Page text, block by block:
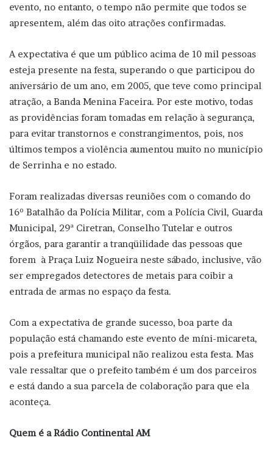
evento, no entanto, o tempo não permite que todos se
apresentem, além das oito atrações confirmadas.
A expectativa é que um público acima de 10 mil pessoas
esteja presente na festa, superando o que participou do
aniversário de um ano, em 2005, que teve como principal
atração, a Banda Menina Faceira. Por este motivo, todas
as providências foram tomadas em relação à segurança,
para evitar transtornos e constrangimentos, pois, nos
últimos tempos a violência aumentou muito no município
de Serrinha e no estado.
Foram realizadas diversas reuniões com o comando do
16º Batalhão da Polícia Militar, com a Polícia Civil, Guarda
Municipal, 29ª Ciretran, Conselho Tutelar e outros
órgãos, para garantir a tranqüilidade das pessoas que
forem à Praça Luiz Nogueira neste sábado, inclusive, vão
ser empregados detectores de metais para coibir a
entrada de armas no espaço da festa.
Com a expectativa de grande sucesso, boa parte da
população está chamando este evento de míni-micareta,
pois a prefeitura municipal não realizou esta festa. Mas
vale ressaltar que o prefeito também é um dos parceiros
e está dando a sua parcela de colaboração para que ela
aconteça.
Quem é a Rádio Continental AM